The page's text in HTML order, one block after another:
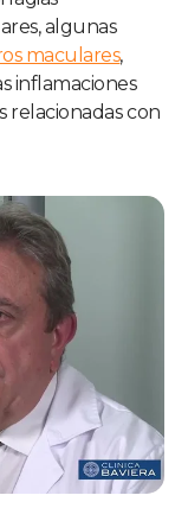
algunas
maculares,
inflamaciones
relacionadas con